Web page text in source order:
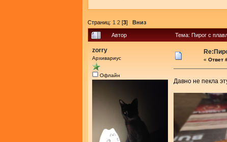
Страниц: 1 2 [3] Вниз
Автор Тема: Пирог с
zorry
Архивариус
Офлайн
« Ответ
Давно не пекла